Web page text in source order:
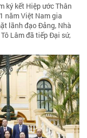
ký kết Hiệp ước Thân
năm Việt Nam gia
lãnh đạo Đảng, Nhà
Lâm đã tiếp Đại sứ,